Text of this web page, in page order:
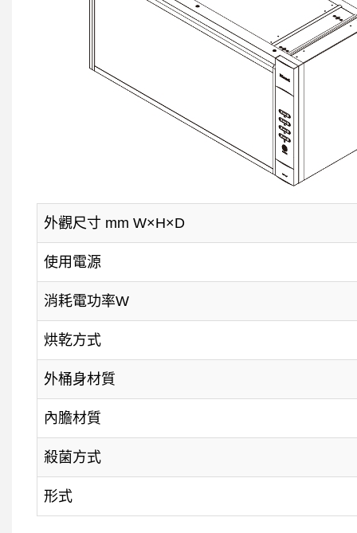
外觀尺寸 mm W×H×D
使用電源
消耗電功率W
烘乾方式
外桶身材質
內膽材質
殺菌方式
形式